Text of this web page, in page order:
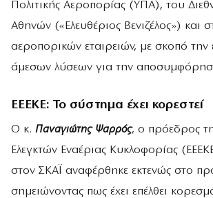
Πολιτικής Αεροπορίας (ΥΠΑ), του
Αθηνών («Ελευθέριος Βενιζέλος») και
αεροπορικών εταιρειών, με σκοπό την
άμεσων λύσεων για την
ΕΕΕΚΕ: Το σύστημα έχει κορεστεί
Ο κ. Παναγιώτης Ψαρρός, ο πρόεδρος
Ελεγκτών Εναέριας Κυκλοφορίας
στον ΣΚΑΪ αναφέρθηκε εκτενώς στο
σημειώνοντας πως έχει επέλθει